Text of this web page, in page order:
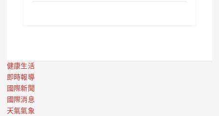
健康生活
即時報導
國際新聞
國際消息
天氣氣象